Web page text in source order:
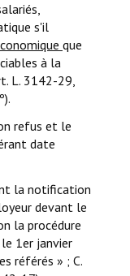
s'il
que
à la
L. 3142-29,
refus et le
date
la notification
devant le
la procédure
1er janvier
référés » ; C.